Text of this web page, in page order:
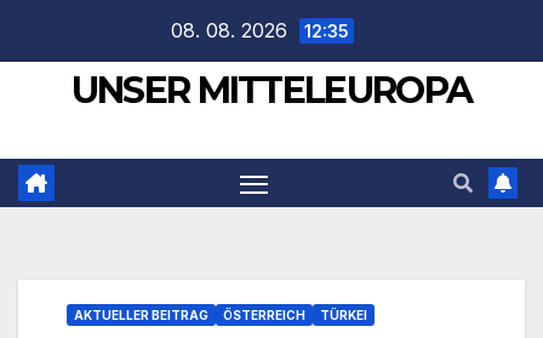
springen
08. 08. 2026 12:35
UNSER MITTELEUROPA
AKTUELLER BEITRAG ÖSTERREICH TÜRKEI